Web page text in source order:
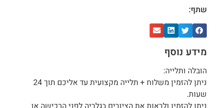
שתף:
מידע נוסף
הובלה ותלייה:
ניתן להזמין משלוח + תלייה מקצועית עד אליכם תוך 24
שעות.